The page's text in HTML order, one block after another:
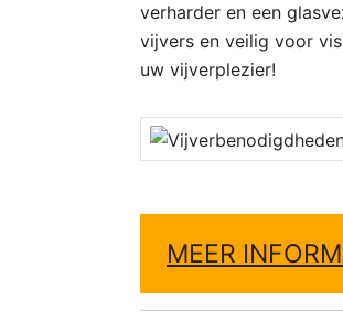
verharder en een
vijvers en veilig voor
uw vijverplezier!
MEER